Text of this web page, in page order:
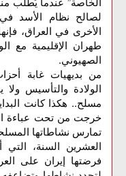
لصالح نظام الأسد في
الأخرى في العراق،
طهران الإقليمية مع
الصهيوني.
من بديهيات غابة
الولادة والتأسيس
مسلح.. هكذا كانت
تمارس نشاطاتها
العشرين السنة،